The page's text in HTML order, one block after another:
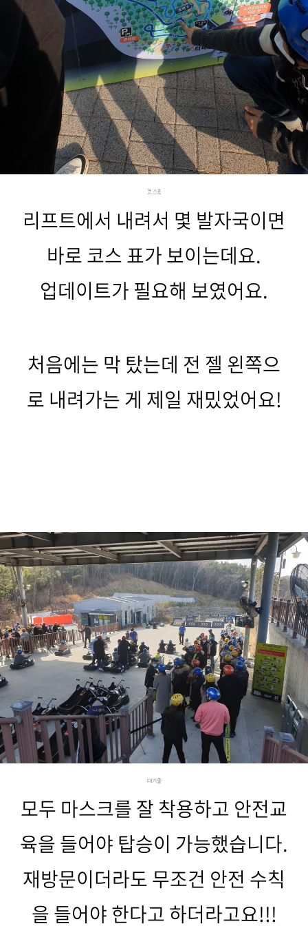
코스표
리프트에서 내려서 몇 발자국이면
바로 코스 표가 보이는데요.
업데이트가 필요해 보였어요.
처음에는 막 탔는데 전 젤 왼쪽으
로 내려가는 게 제일 재밌었어요!
대기줄
모두 마스크를 잘 착용하고 안전교
육을 들어야 탑승이 가능했습니다.
재방문이더라도 무조건 안전 수칙
을 들어야 한다고 하더라고요!!!